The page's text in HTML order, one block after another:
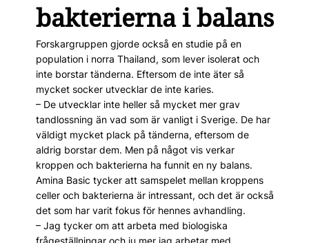
bakterierna i balans
Forskargruppen gjorde också en studie på en
population i norra Thailand, som lever isolerat och
inte borstar tänderna. Eftersom de inte äter så
mycket socker utvecklar de inte karies.
– De utvecklar inte heller så mycket mer grav
tandlossning än vad som är vanligt i Sverige. De har
väldigt mycket plack på tänderna, eftersom de
aldrig borstar dem. Men på något vis verkar
kroppen och bakterierna ha funnit en ny balans.
Amina Basic tycker att samspelet mellan kroppens
celler och bakterierna är intressant, och det är också
det som har varit fokus för hennes avhandling.
– Jag tycker om att arbeta med biologiska
frågeställningar och ju mer jag arbetar med